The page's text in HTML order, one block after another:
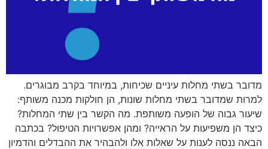
מדובר בשתי מחלות עיניים שכיחות, במיוחד בקרב מבוגרים.
למרות שמדובר בשתי מחלות שונות, הן חולקות מכנה משותף:
שיעור גבוה של הופעה משותפת. מה הקשר בין שתי המחלות?
כיצד הן משפיעות על הראייה? ומהן אפשרויות הטיפול? בכתבה
הבאה ננסה לענות על שאלות אלו ולהבהיר את ההבדלים והדמיון